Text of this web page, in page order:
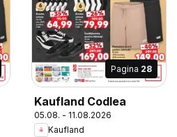
Pagina 28
Kaufland Codlea
05.08. - 11.08.2026
Kaufland